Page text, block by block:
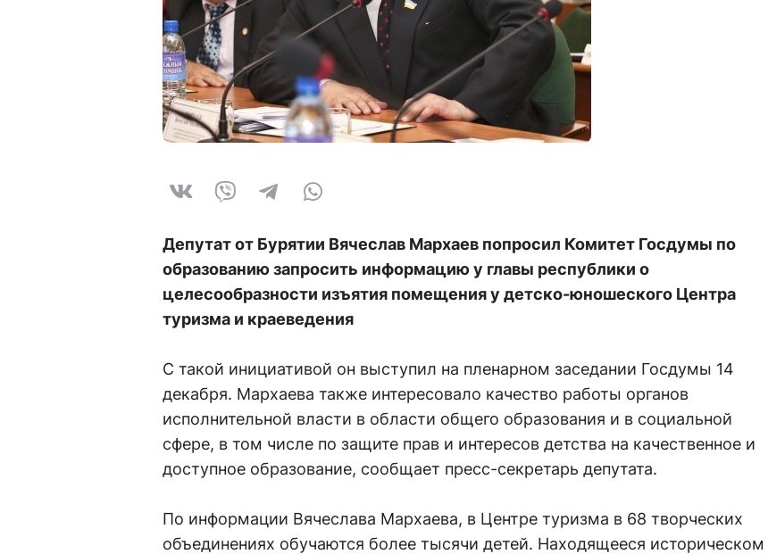
Депутат от Бурятии Вячеслав Мархаев попросил Комитет Госдумы по
образованию запросить информацию у главы республики о
целесообразности изъятия помещения у детско-юношеского Центра
туризма и краеведения
С такой инициативой он выступил на пленарном заседании Госдумы 14
декабря. Мархаева также интересовало качество работы органов
исполнительной власти в области общего образования и в социальной
сфере, в том числе по защите прав и интересов детства на качественное и
доступное образование, сообщает пресс-секретарь депутата.
По информации Вячеслава Мархаева, в Центре туризма в 68 творческих
объединениях обучаются более тысячи детей. Находящееся историческом